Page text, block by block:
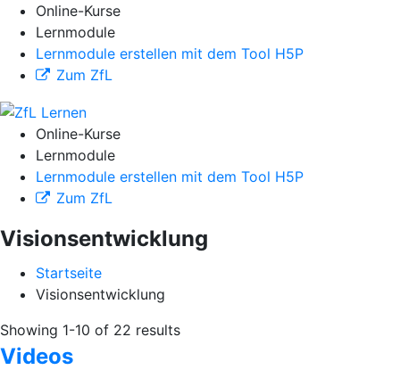
Online-Kurse
Lernmodule
Lernmodule erstellen mit dem Tool H5P
Zum ZfL
Online-Kurse
Lernmodule
Lernmodule erstellen mit dem Tool H5P
Zum ZfL
Visionsentwicklung
Startseite
Visionsentwicklung
Showing 1-10 of 22 results
Videos